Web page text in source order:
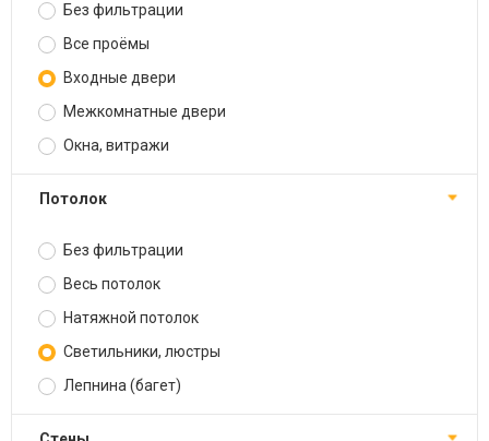
Без фильтрации
Все проёмы
Входные двери
Межкомнатные двери
Окна, витражи
Потолок
Без фильтрации
Весь потолок
Натяжной потолок
Светильники, люстры
Лепнина (багет)